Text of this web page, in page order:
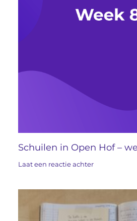
Schuilen in Open Hof –
Laat een reactie achter